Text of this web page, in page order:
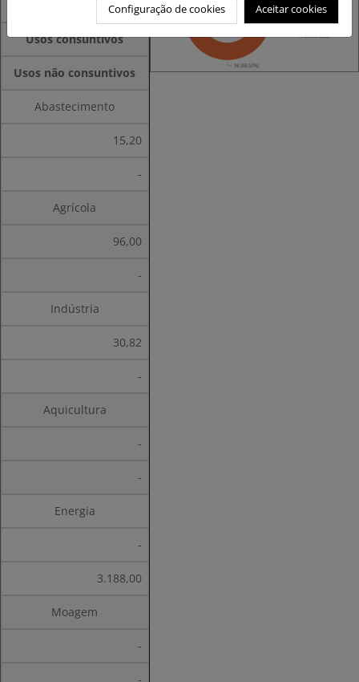
Usos consuntivos
Usos não consuntivos
Abastecimento
15,20
-
Agrícola
96,00
-
Indústria
30,82
-
Aquicultura
-
-
Energia
-
3.188,00
Moagem
-
Configuração de cookies Aceitar cookies